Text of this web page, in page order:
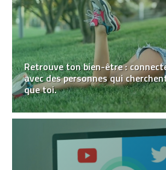
Retrouve ton bien-être :
avec des personnes qui
que toi.